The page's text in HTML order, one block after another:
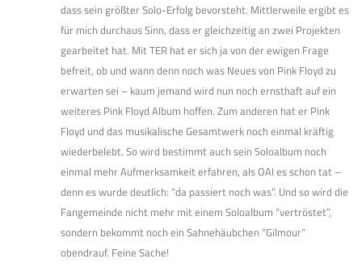
dass sein größter Solo-Erfolg bevorsteht. Mittlerweile ergibt es
für mich durchaus Sinn, dass er gleichzeitig an zwei Projekten
gearbeitet hat. Mit TER hat er sich ja von der ewigen Frage
befreit, ob und wann denn noch was Neues von Pink Floyd zu
erwarten sei – kaum jemand wird nun noch ernsthaft auf ein
weiteres Pink Floyd Album hoffen. Zum anderen hat er Pink
Floyd und das musikalische Gesamtwerk noch einmal kräftig
wiederbelebt. So wird bestimmt auch sein Soloalbum noch
einmal mehr Aufmerksamkeit erfahren, als OAI es schon tat –
denn es wurde deutlich: “da passiert noch was”. Und so wird die
Fangemeinde nicht mehr mit einem Soloalbum “vertröstet”,
sondern bekommt noch ein Sahnehäubchen “Gilmour”
obendrauf. Feine Sache!